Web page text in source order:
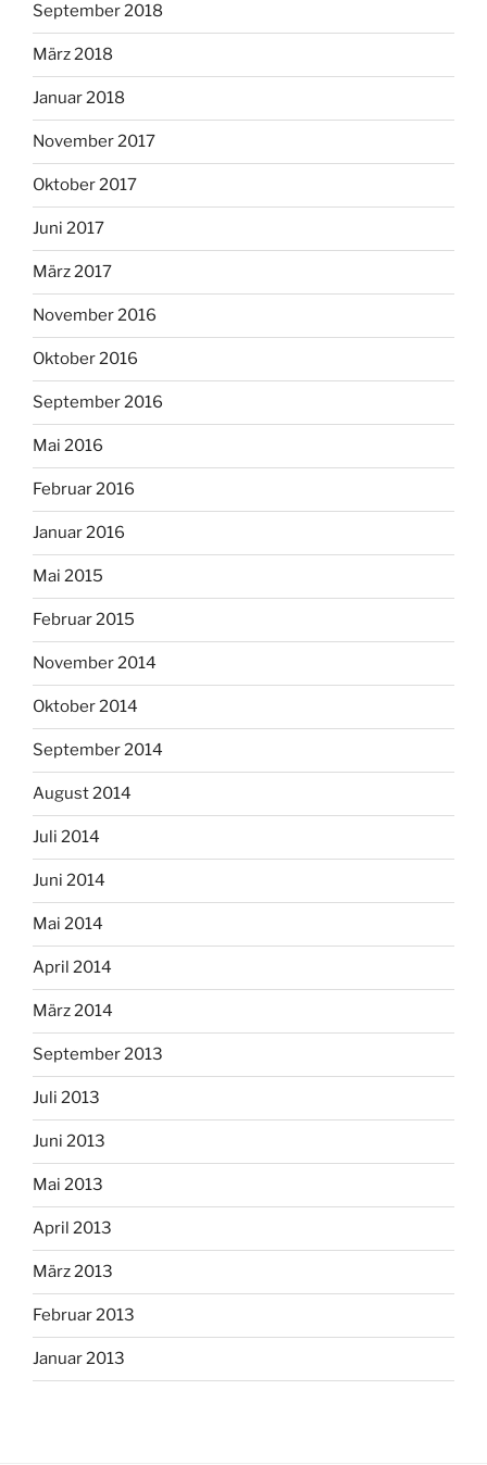
September 2018
März 2018
Januar 2018
November 2017
Oktober 2017
Juni 2017
März 2017
November 2016
Oktober 2016
September 2016
Mai 2016
Februar 2016
Januar 2016
Mai 2015
Februar 2015
November 2014
Oktober 2014
September 2014
August 2014
Juli 2014
Juni 2014
Mai 2014
April 2014
März 2014
September 2013
Juli 2013
Juni 2013
Mai 2013
April 2013
März 2013
Februar 2013
Januar 2013